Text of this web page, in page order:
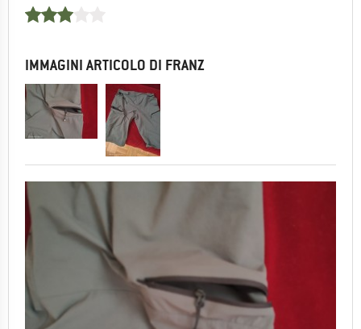
IMMAGINI ARTICOLO DI FRANZ